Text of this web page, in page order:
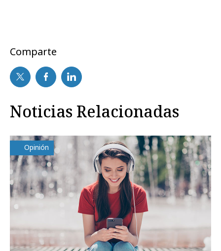
Comparte
Noticias Relacionadas
Opinión